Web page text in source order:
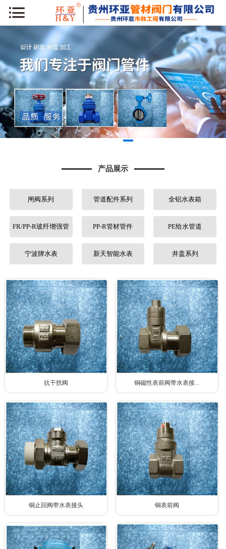
产品展示
闸阀系列 管道配件系列 全铝水表箱
FR/PP-R玻纤增强管 PP-R管材管件 PE给水管道
宁波牌水表 新天智能水表 井盖系列
抗干扰阀 铜磁性表前阀带水表接...
铜止回阀带水表接头 铜表前阀
公司简介
新闻动态
产品展示
工程案例
荣誉资质
行业知识
联系我们